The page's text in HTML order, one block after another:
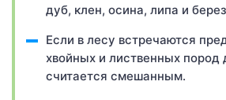
дуб, клен, осина, липа и
Если в лесу встречаются
хвойных и лиственных пород
считается смешанным.